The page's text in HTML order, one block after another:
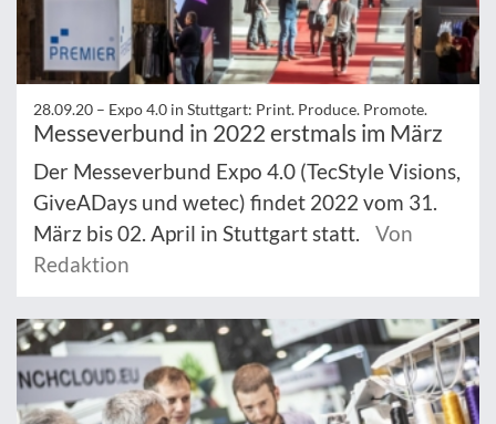
28.09.20 – Expo 4.0 in Stuttgart: Print. Produce. Promote.
Messeverbund in 2022 erstmals im März
Der Messeverbund Expo 4.0 (TecStyle Visions,
GiveADays und wetec) findet 2022 vom 31.
März bis 02. April in Stuttgart statt.
Von
Redaktion